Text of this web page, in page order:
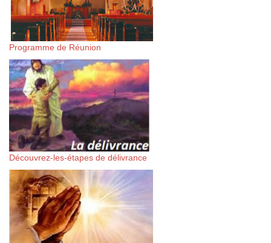
Programme de Réunion
Découvrez-les-étapes de délivrance